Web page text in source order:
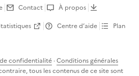
Contact
À propos
Centre d’aide
Plan
confidentialité ·Conditions générales
tous les contenus de ce site sont